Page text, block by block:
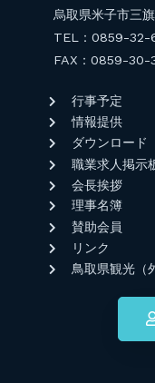
烏取県米子市三旗
TEL：0859-32-
FAX：0859-30-
行事予定
情報提供
ダウンロード
職業求人掲示
会長挨拶
理事名簿
賛助会員
リンク
鳥取県観光（